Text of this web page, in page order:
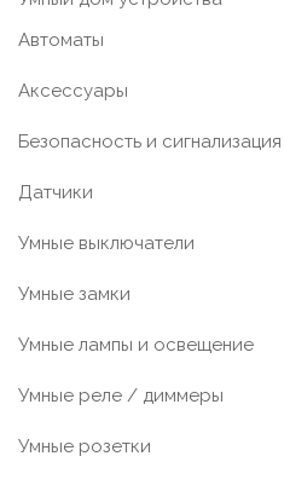
Автоматы
Аксессуары
Безопасность и сигнализация
Датчики
Умные выключатели
Умные замки
Умные лампы и освещение
Умные реле / диммеры
Умные розетки